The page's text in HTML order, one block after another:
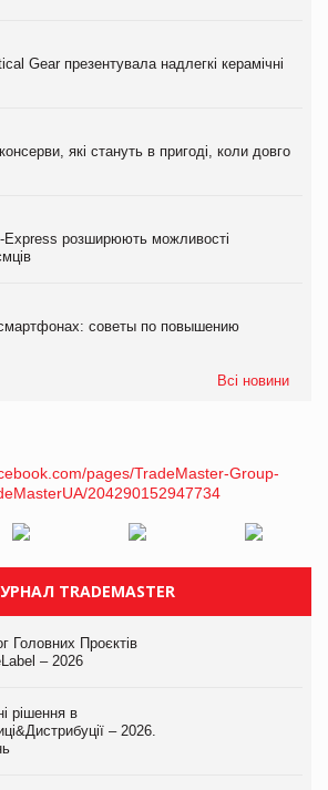
Gear презентувала надлегкі керамічні
які стануть в пригоді, коли довго
Express розширюють можливості
советы по повышению
Всі новини
TRADEMASTER
Головних Проєктів
– 2026
рішення в
– 2026.